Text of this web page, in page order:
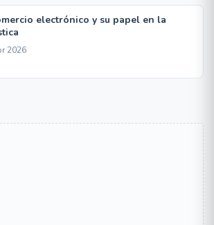
electrónico y su papel en la
2026